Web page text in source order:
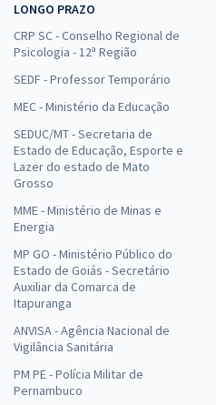
LONGO PRAZO
CRP SC - Conselho Regional de
Psicologia - 12ª Região
SEDF - Professor Temporário
MEC - Ministério da Educação
SEDUC/MT - Secretaria de
Estado de Educação, Esporte e
Lazer do estado de Mato
Grosso
MME - Ministério de Minas e
Energia
MP GO - Ministério Público do
Estado de Goiás - Secretário
Auxiliar da Comarca de
Itapuranga
ANVISA - Agência Nacional de
Vigilância Sanitária
PM PE - Polícia Militar de
Pernambuco